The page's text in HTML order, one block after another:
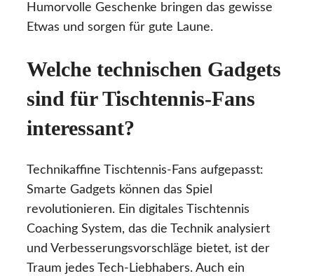
Humorvolle Geschenke bringen das gewisse
Etwas und sorgen für gute Laune.
Welche technischen Gadgets
sind für Tischtennis-Fans
interessant?
Technikaffine Tischtennis-Fans aufgepasst:
Smarte Gadgets können das Spiel
revolutionieren. Ein digitales Tischtennis
Coaching System, das die Technik analysiert
und Verbesserungsvorschläge bietet, ist der
Traum jedes Tech-Liebhabers. Auch ein